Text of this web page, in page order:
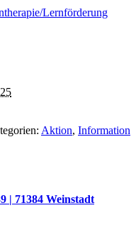
Lernförderung
Aktion, Information
| 71384 Weinstadt